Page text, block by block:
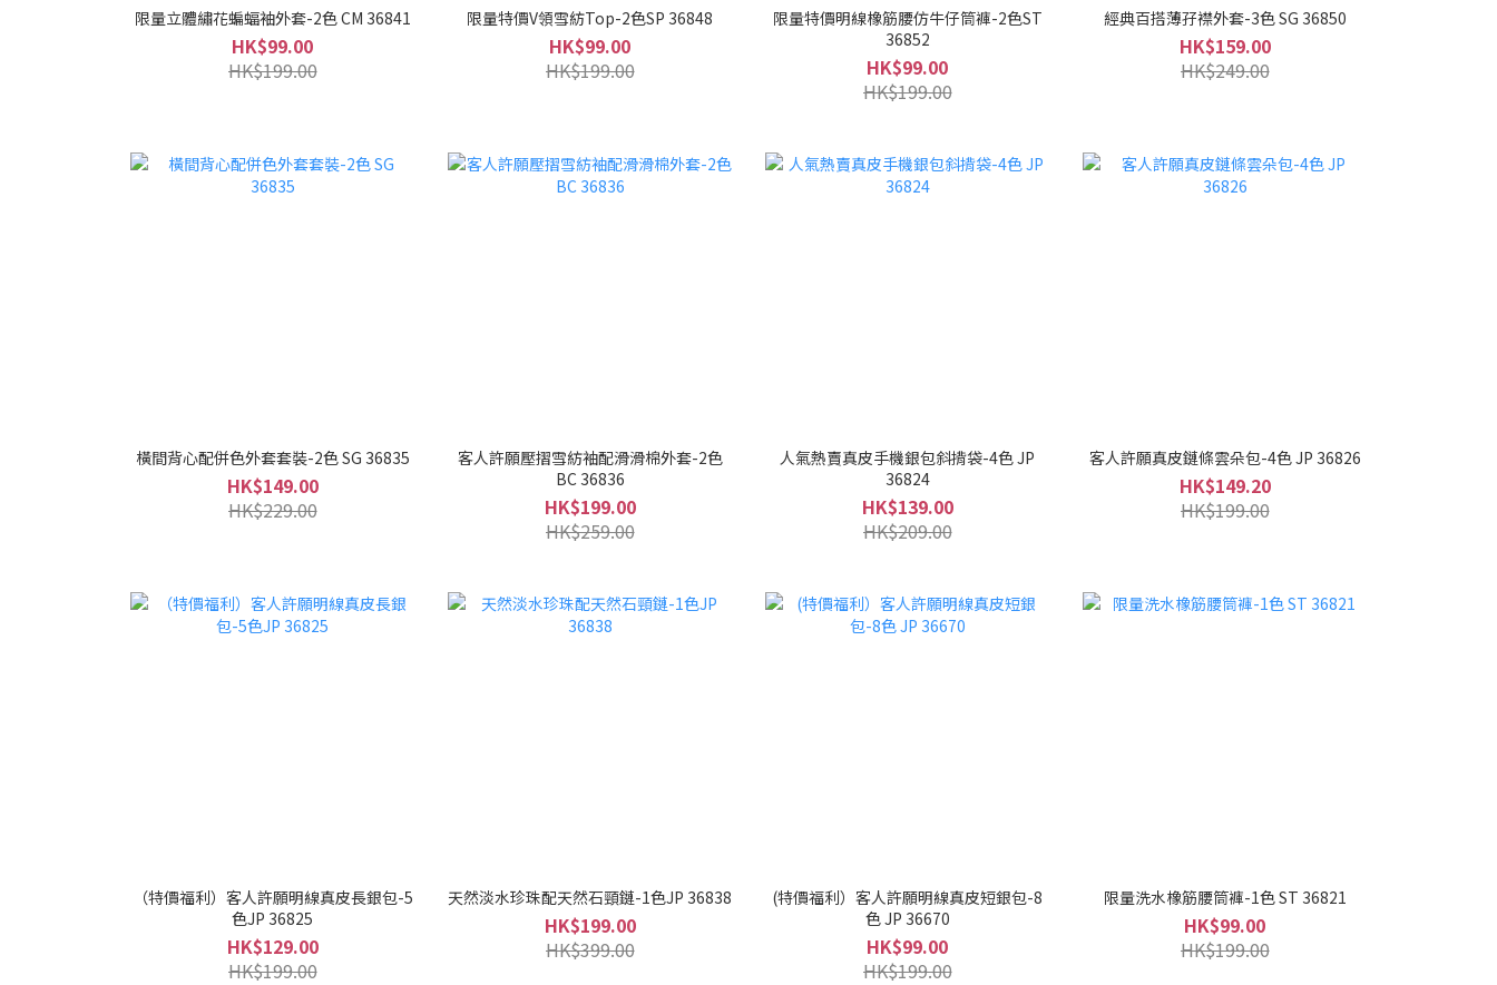
限量立體繡花蝙蝠袖外套-2色 CM 36841
HK$99.00
HK$199.00
限量特價V領雪紡Top-2色SP 36848
HK$99.00
HK$199.00
限量特價明線橡筋腰仿牛仔筒褲-2色ST
36852
HK$99.00
HK$199.00
經典百搭薄孖襟外套-3色 SG 36850
HK$159.00
HK$249.00
橫間背心配併色外套套裝-2色 SG 36835
HK$149.00
HK$229.00
客人許願壓摺雪紡袖配滑滑棉外套-2色
BC 36836
HK$199.00
HK$259.00
人氣熱賣真皮手機銀包斜揹袋-4色 JP
36824
HK$139.00
HK$209.00
客人許願真皮鏈條雲朵包-4色 JP 36826
HK$149.20
HK$199.00
（特價福利）客人許願明線真皮長銀包-5
色JP 36825
HK$129.00
HK$199.00
天然淡水珍珠配天然石頸鏈-1色JP 36838
HK$199.00
HK$399.00
(特價福利）客人許願明線真皮短銀包-8
色 JP 36670
HK$99.00
HK$199.00
限量洗水橡筋腰筒褲-1色 ST 36821
HK$99.00
HK$199.00